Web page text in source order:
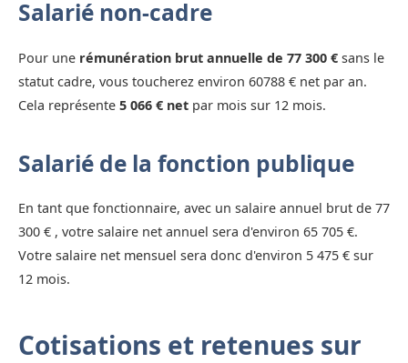
Salarié non-cadre
Pour une rémunération brut annuelle de 77 300 € sans le
statut cadre, vous toucherez environ 60788 € net par an.
Cela représente 5 066 € net par mois sur 12 mois.
Salarié de la fonction publique
En tant que fonctionnaire, avec un salaire annuel brut de 77
300 € , votre salaire net annuel sera d'environ 65 705 €.
Votre salaire net mensuel sera donc d'environ 5 475 € sur
12 mois.
Cotisations et retenues sur